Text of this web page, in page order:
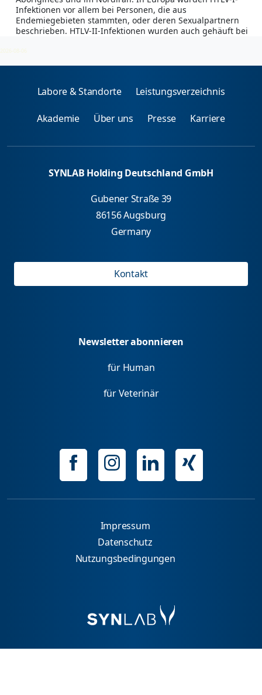
Infektionen vor allem bei Personen, die aus
Endemiegebieten stammten, oder deren Sexualpartnern
beschrieben. HTLV-II-Infektionen wurden auch gehäuft bei
2026-08-06
Labore & Standorte Leistungsverzeichnis
Akademie Über uns Presse Karriere
SYNLAB Holding Deutschland GmbH
Gubener Straße 39
86156 Augsburg
Germany
Kontakt
Newsletter abonnieren
für Human
für Veterinär
Impressum
Datenschutz
Nutzungsbedingungen